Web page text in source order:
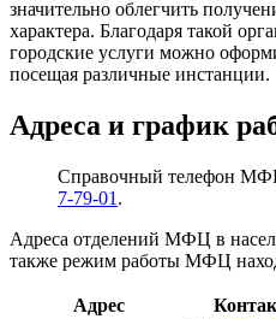
значительно облегчить
характера. Благодаря такой
городские услуги можно
посещая различные инстанции.
Адреса и график
Справочный телефон
7-79-01 .
Адреса отделений МФЦ в
также режим работы МФЦ
Адрес